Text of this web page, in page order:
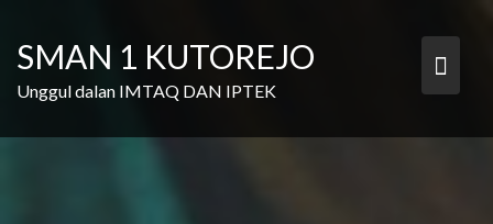
content
SMAN 1 KUTOREJO
Unggul dalan IMTAQ DAN IPTEK